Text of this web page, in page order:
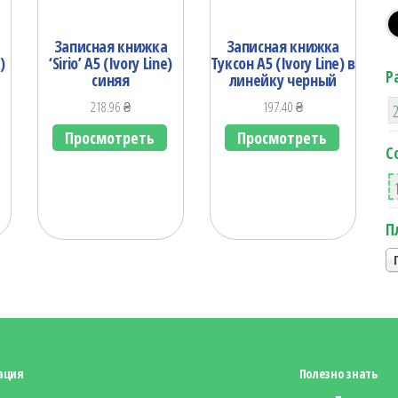
Записная книжка
‘Sirio’ А5 (Ivory Line)
синяя
218.96₴
Просмотреть
Записная книжка
Туксон А5 (Ivory Line) в
линейку черный
197.40₴
Просмотреть
Полезно знать